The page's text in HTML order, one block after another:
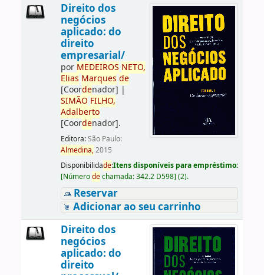
Direito dos
negócios
aplicado: do
direito
empresarial/
por MEDEIROS NETO,
Elias Marques de
[Coordenador] |
SIMÃO FILHO,
Adalberto
[Coordenador].
Editora:São Paulo:
Almedina,2015
Disponibilidade:Itens disponíveis para empréstimo:
[Númerodechamada:342.2 D598] (2).
Reservar
Adicionar ao seu carrinho
Direito dos
negócios
aplicado: do
direito